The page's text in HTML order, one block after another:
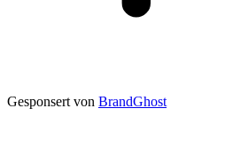
Gesponsert von BrandGhost